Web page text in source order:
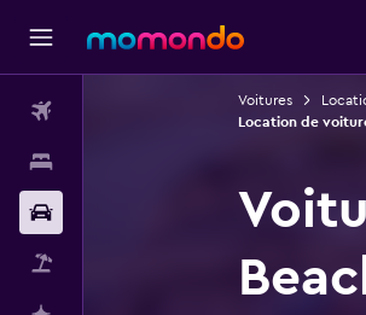
Voitures
Location de